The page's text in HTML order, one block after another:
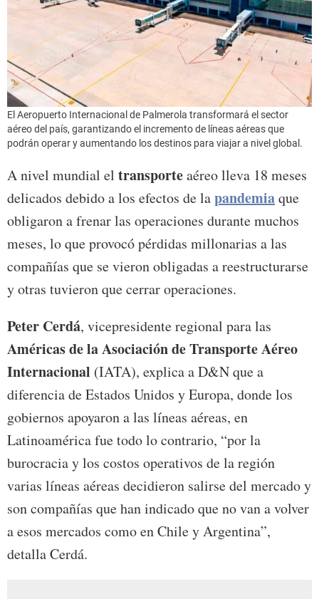
El Aeropuerto Internacional de Palmerola transformará el sector
aéreo del país, garantizando el incremento de líneas aéreas que
podrán operar y aumentando los destinos para viajar a nivel global.
A nivel mundial el transporteaéreo lleva 18 meses
delicados debido a los efectos de lapandemiaque
obligaron a frenar las operaciones durante muchos
meses, lo que provocó pérdidas millonarias a las
compañías que se vieron obligadas a reestructurarse
y otras tuvieron que cerrar operaciones.
Peter Cerdá, vicepresidente regional para las
Américas de la Asociación de Transporte Aéreo
Internacional (IATA), explica a D&N que a
diferencia de Estados Unidos y Europa, donde los
gobiernos apoyaron a las líneas aéreas, en
Latinoamérica fue todo lo contrario, “por la
burocracia y los costos operativos de la región
varias líneas aéreas decidieron salirse del mercado y
son compañías que han indicado que no van a volver
a esos mercados como en Chile y Argentina”,
detalla Cerdá.